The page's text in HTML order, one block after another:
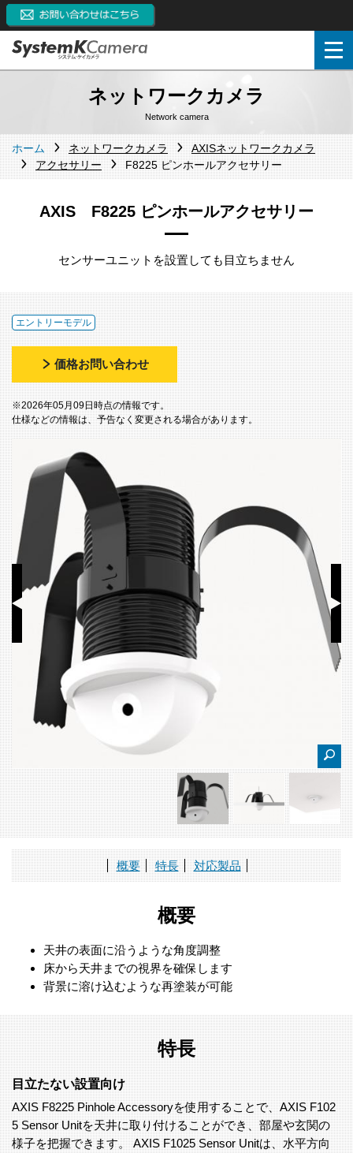
ネットワークカメラ
Network camera
ホーム ネットワークカメラ
AXISネットワークカメラ
アクセサリー
F8225 ピンホールアクセサリー
AXIS F8225 ピンホールアクセサリー
センサーユニットを設置しても目立ちません
エントリーモデル
価格お問い合わせ
※2026年05月09日時点の情報です。
仕様などの情報は、予告なく変更される場合があります。
概要 特長 対応製品
概要
天井の表面に沿うような角度調整
床から天井までの視界を確保します
背景に溶け込むような再塗装が可能
特長
目立たない設置向け
AXIS F8225 Pinhole Accessoryを使用することで、AXIS F102
5 Sensor Unitを天井に取り付けることができ、部屋や玄関の
様子を把握できます。 AXIS F1025 Sensor Unitは、水平方向